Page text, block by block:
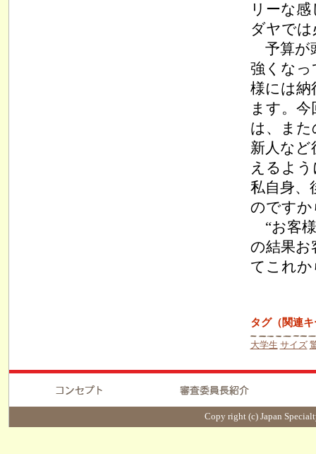
リーな
ダヤで
予算が
強くな
様には納
ます。
は、ま
新人な
えるよ
私自身、
のですか
“お客
の結果お
てこれ
タグ（関連
大学生 サイズ
Copy right (c) Japan